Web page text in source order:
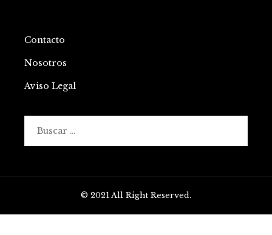
Contacto
Nosotros
Aviso Legal
© 2021 All Right Reserved.